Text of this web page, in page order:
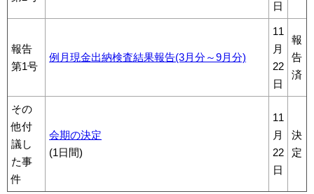
日
報告
第1号
例月現金出納検査結果報告(3月分～9月分)
11
月
22
日
報
告
済
その
他付
議し
た事
件
会期の決定
(1日間)
11
月
22
日
決
定